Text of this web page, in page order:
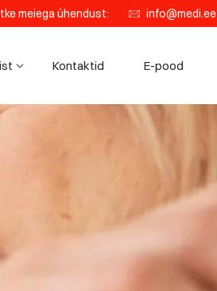
meiega ühendust: info@medi.ee
Kontaktid E-pood